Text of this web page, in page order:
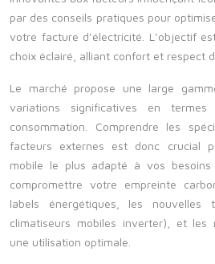
par des conseils pratiques pour
votre facture d’électricité. L’objectif
choix éclairé, alliant confort et respect
Le marché propose une large
variations significatives en
consommation. Comprendre les
facteurs externes est donc crucial
mobile le plus adapté à vos
compromettre votre empreinte
labels énergétiques, les nouvelles
climatiseurs mobiles inverter), et les
une utilisation optimale.